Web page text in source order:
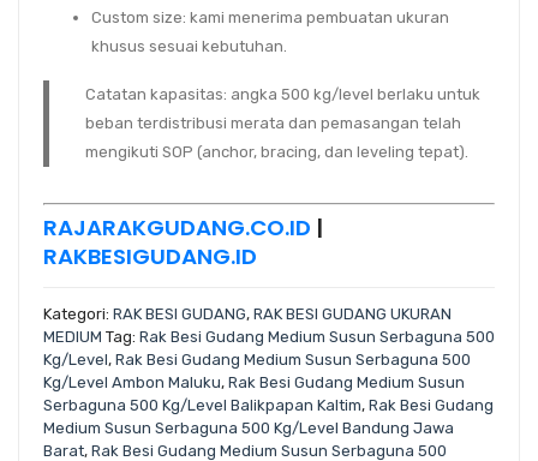
Custom size: kami menerima pembuatan ukuran
khusus sesuai kebutuhan.
Catatan kapasitas: angka 500 kg/level berlaku untuk
beban terdistribusi merata dan pemasangan telah
mengikuti SOP (anchor, bracing, dan leveling tepat).
RAJARAKGUDANG.CO.ID |
RAKBESIGUDANG.ID
Kategori: RAK BESI GUDANG, RAK BESI GUDANG UKURAN
MEDIUM Tag: Rak Besi Gudang Medium Susun Serbaguna 500
Kg/Level, Rak Besi Gudang Medium Susun Serbaguna 500
Kg/Level Ambon Maluku, Rak Besi Gudang Medium Susun
Serbaguna 500 Kg/Level Balikpapan Kaltim, Rak Besi Gudang
Medium Susun Serbaguna 500 Kg/Level Bandung Jawa
Barat, Rak Besi Gudang Medium Susun Serbaguna 500